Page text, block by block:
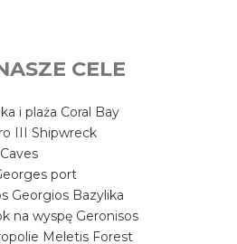
CELE
i plaża Coral Bay
III Shipwreck
port
Georgios Bazylika
na wyspę Geronisos
Meletis Forest